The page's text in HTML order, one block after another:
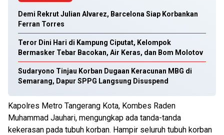
Demi Rekrut Julian Alvarez, Barcelona Siap Korbankan
Ferran Torres
Teror Dini Hari di Kampung Ciputat, Kelompok
Bermasker Tebar Bacokan, Air Keras, dan Bom Molotov
Sudaryono Tinjau Korban Dugaan Keracunan MBG di
Semarang, Dapur SPPG Langsung Disuspend
Kapolres Metro Tangerang Kota, Kombes Raden
Muhammad Jauhari, mengungkap ada tanda-tanda
kekerasan pada tubuh korban. Hampir seluruh tubuh korban